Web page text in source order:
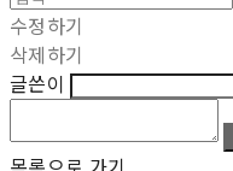
수정하기
삭제하기
글쓴이